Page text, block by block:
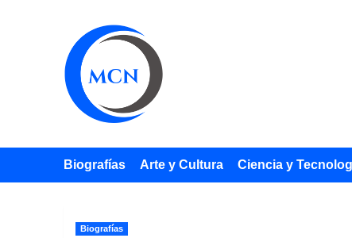
Biografías Arte y Cultura Ciencia y
Biografías